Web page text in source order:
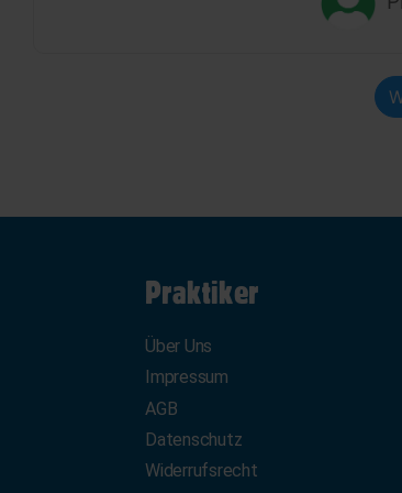
Praktiker
Über Uns
Impressum
AGB
Datenschutz
Widerrufsrecht